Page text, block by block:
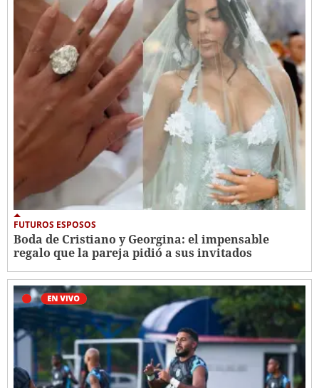
FUTUROS ESPOSOS
Boda de Cristiano y Georgina: el impensable
regalo que la pareja pidió a sus invitados